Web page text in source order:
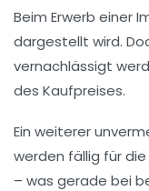
Beim Erwerb einer
dargestellt wird.
vernachlässigt
des Kaufpreises.
Ein weiterer
werden fällig für
– was gerade bei